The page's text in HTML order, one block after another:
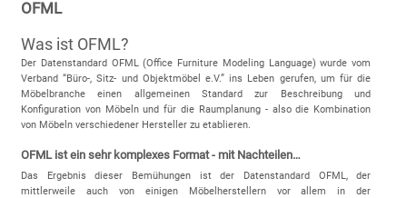
OFML
Was ist OFML?
Der Datenstandard OFML (Office Furniture Modeling Language) wurde vom
Verband “Büro-, Sitz- und Objektmöbel e.V.” ins Leben gerufen, um für die
Möbelbranche einen allgemeinen Standard zur Beschreibung und
Konfiguration von Möbeln und für die Raumplanung - also die Kombination
von Möbeln verschiedener Hersteller zu etablieren.
OFML ist ein sehr komplexes Format - mit Nachteilen…
Das Ergebnis dieser Bemühungen ist der Datenstandard OFML, der
mittlerweile auch von einigen Möbelherstellern vor allem in der